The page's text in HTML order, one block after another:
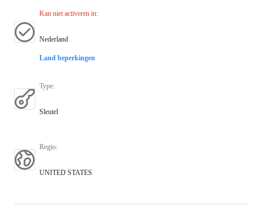
Kan niet activeren in:
Nederland
Land beperkingen
Type:
Sleutel
Regio:
UNITED STATES